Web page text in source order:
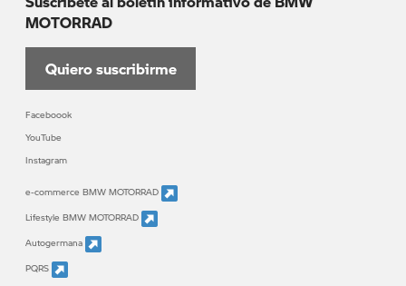
MOTORRAD
Quiero suscribirme
Faceboook
YouTube
Instagram
e-commerce BMW MOTORRAD
Lifestyle BMW MOTORRAD
Autogermana
PQRS